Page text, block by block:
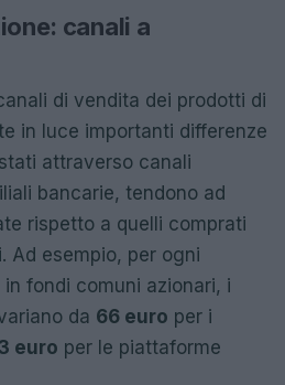
canali a
di vendita dei prodotti di
in luce importanti differenze
attraverso canali
bancarie, tendono ad
rispetto a quelli comprati
Ad esempio, per ogni
fondi comuni azionari, i
da 66 euro per i
euro per le piattaforme